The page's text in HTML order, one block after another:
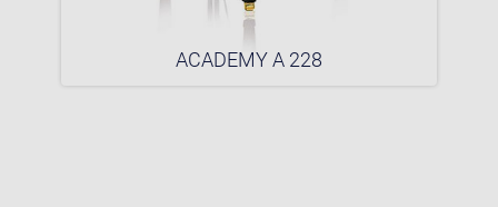
ACADEMY A 228